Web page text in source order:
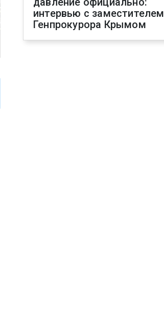
интервью с заместителем
Генпрокурора Крымом